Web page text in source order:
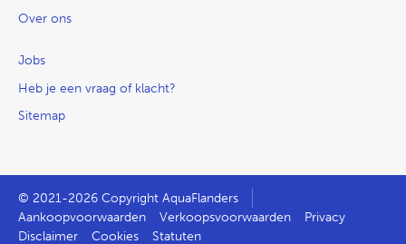
Over ons
Jobs
Heb je een vraag of klacht?
Sitemap
© 2021-2026 Copyright AquaFlanders
Aankoopvoorwaarden
Verkoopsvoorwaarden
Privacy
Disclaimer
Cookies
Statuten